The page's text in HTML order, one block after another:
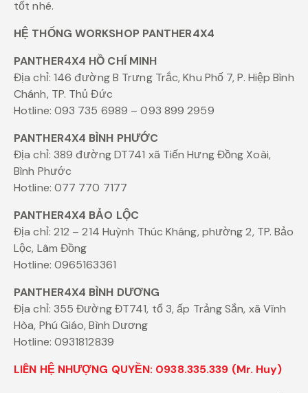
tốt nhé.
HỆ THỐNG WORKSHOP PANTHER4X4
PANTHER4X4 HỒ CHÍ MINH
Địa chỉ: 146 đường B Trưng Trắc, Khu Phố 7, P. Hiệp Bình
Chánh, TP. Thủ Đức
Hotline: 093 735 6989 – 093 899 2959
PANTHER4X4 BÌNH PHƯỚC
Địa chỉ: 389 đường DT741 xã Tiến Hưng Đồng Xoài,
Bình Phước
Hotline: 077 770 7177
PANTHER4X4 BẢO LỘC
Địa chỉ: 212 – 214 Huỳnh Thúc Kháng, phường 2, TP. Bảo
Lộc, Lâm Đồng
Hotline: 0965163361
PANTHER4X4 BÌNH DƯƠNG
Địa chỉ: 355 Đường ĐT741, tổ 3, ấp Trảng Sắn, xã Vĩnh
Hòa, Phú Giáo, Bình Dương
Hotline: 0931812839
LIÊN HỆ NHƯỢNG QUYỀN: 0938.335.339 (Mr. Huy)